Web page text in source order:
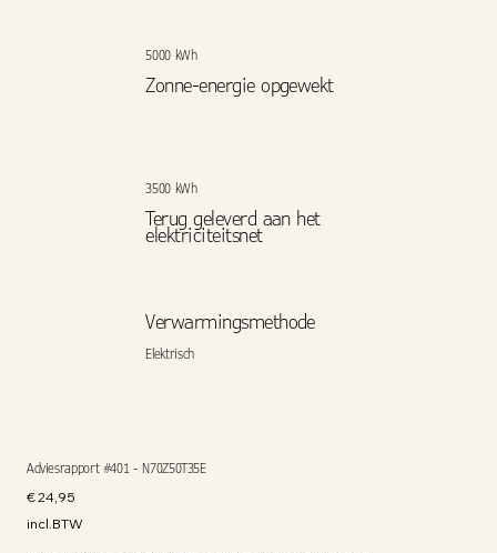
5000 kWh
Zonne-energie opgewekt
3500 kWh
Terug geleverd aan het
elektriciteitsnet
Elektrisch
Verwarmingsmethode
Adviesrapport #401 - N70Z50T35E
Prijs
€ 24,95
incl.BTW